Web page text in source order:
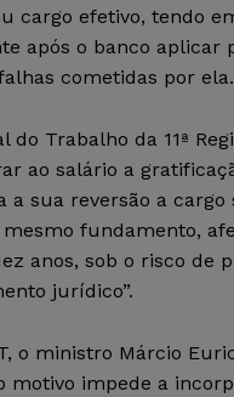
cargo efetivo, tendo
após o banco aplicar
cometidas por ela.
do Trabalho da 11ª
ao salário a
a sua reversão a
mesmo fundamento,
anos, sob o risco de
jurídico”.
o ministro Márcio
impede a